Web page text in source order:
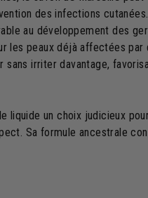
des infections
au développement des
les peaux déjà affectées par
irriter davantage,
liquide un choix judicieux pour
Sa formule ancestrale